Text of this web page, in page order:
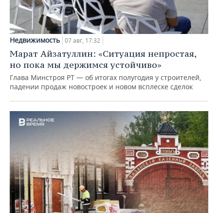
Недвижимость 07 авг, 17:32
Марат Айзатуллин: «Ситуация непростая,
но пока мы держимся устойчиво»
Глава Минстроя РТ — об итогах полугодия у строителей,
падении продаж новостроек и новом всплеске сделок